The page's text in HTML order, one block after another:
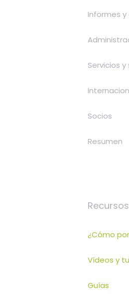
es
oro
Informes
Servicios
Socios
Resumen
Recursos
¿Cómo
Vídeos y
Guías